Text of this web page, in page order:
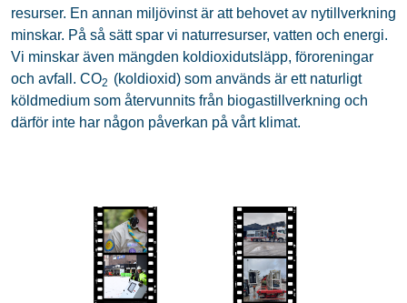
resurser. En annan miljövinst är att behovet av nytillverkning
minskar. På så sätt spar vi naturresurser, vatten och energi.
Vi minskar även mängden koldioxidutsläpp, föroreningar
och avfall. CO2 (koldioxid) som används är ett naturligt
köldmedium som återvunnits från biogastillverkning och
därför inte har någon påverkan på vårt klimat.